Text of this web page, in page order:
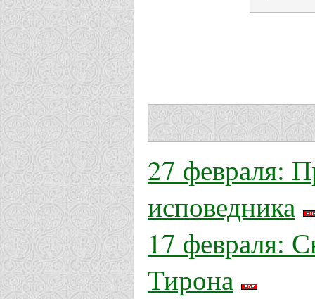
27 февраля:
исповедника
17 февраля:
Тирона